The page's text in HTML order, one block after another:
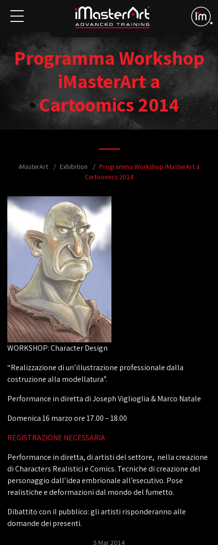
Programma Workshop
iMasterArt a
Cartoomics 2014
iMasterArt Exhibition
Programma Workshop iMasterArt a
Cartoomics 2014
WORKSHOP: Character Design
“Realizzazione di un’illustrazione professionale dalla
costruzione alla modellatura”.
Performance in diretta di Joseph Viglioglia & Marco Natale
Domenica 16 marzo ore 17.00 – 18.00
REGISTRAZIONE NECESSARIA
Performance in diretta, di artisti del settore, nella creazione
di Characters Realistici e Comics. Tecniche di creazione del
personaggio dall’idea embrionale all’esecutivo. Pose
realistiche e deformazioni dal mondo del fumetto.
Dibattito con il pubblico: gli artisti risponderanno alle
domande dei presenti.
5 Mar 2014